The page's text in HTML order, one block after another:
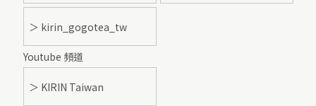
＞ kirin_gogotea_tw
Youtube 頻道
＞ KIRIN Taiwan